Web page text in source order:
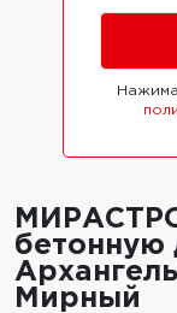
бетонную
Мирный